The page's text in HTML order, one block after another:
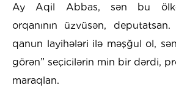
Ay Aqil Abbas, sən bu
orqanının üzvüsən,
qanun layihələri ilə məşğul ol,
görən” seçicilərin min bir dərdi,
maraqlan.